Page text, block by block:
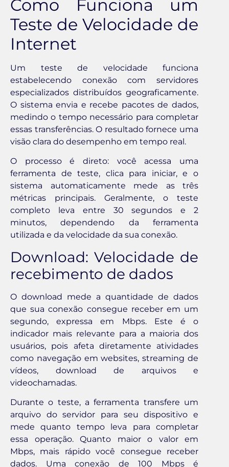
Como Funciona um
Teste de Velocidade de
Internet
Um teste de velocidade funciona
estabelecendo conexão com servidores
especializados distribuídos geograficamente.
O sistema envia e recebe pacotes de dados,
medindo o tempo necessário para completar
essas transferências. O resultado fornece uma
visão clara do desempenho em tempo real.
O processo é direto: você acessa uma
ferramenta de teste, clica para iniciar, e o
sistema automaticamente mede as três
métricas principais. Geralmente, o teste
completo leva entre 30 segundos e 2
minutos, dependendo da ferramenta
utilizada e da velocidade da sua conexão.
Download: Velocidade de
recebimento de dados
O download mede a quantidade de dados
que sua conexão consegue receber em um
segundo, expressa em Mbps. Este é o
indicador mais relevante para a maioria dos
usuários, pois afeta diretamente atividades
como navegação em websites, streaming de
vídeos, download de arquivos e
videochamadas.
Durante o teste, a ferramenta transfere um
arquivo do servidor para seu dispositivo e
mede quanto tempo leva para completar
essa operação. Quanto maior o valor em
Mbps, mais rápido você consegue receber
dados. Uma conexão de 100 Mbps é